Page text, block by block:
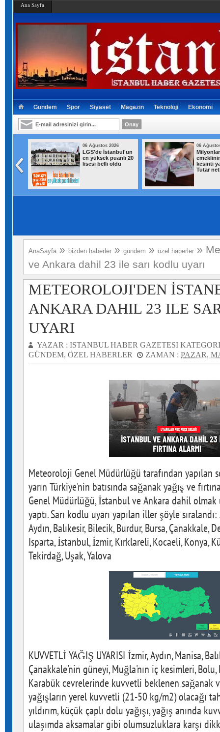
Ana Sayfa
Gündem Spor Siyaset Magazin Teknoloji Ekonomi
06 Ağustos 2026
LGS'de İstanbul'un
en yüksek puanlı 20
lisesi belli oldu
06
kesinti
Tutar
AnaSayfa » bizden haberler » gündem » özel haberler »
ve Ankara dahil 23 ile sarı kodlu uyarı
METEOROLOJI'DEN
ANKARA DAHIL 23 ILE
UYARI
YAZAR : ISTANBUL HABER GAZETESI
GÜNDEM, ÖZEL HABERLER ZAMAN : PAZAR,
Meteoroloji Genel Müdürlüğü tarafından yapılan
yarın Türkiye'nin batısında sağanak yağış ve
Genel Müdürlüğü, İstanbul ve Ankara dahil olmak
yaptı. Sarı kodlu uyarı yapılan iller şöyle
Aydın, Balıkesir, Bilecik, Burdur, Bursa, Çanakkale,
Isparta, İstanbul, İzmir, Kırklareli, Kocaeli, Konya,
Tekirdağ, Uşak, Yalova
KUVVETLİ YAĞIŞ UYARISI İzmir, Aydın, Manisa,
Çanakkale'nin güneyi, Muğla'nın iç kesimleri, Bolu,
Karabük cevrelerinde kuvvetli beklenen sağanak
yağışların yerel kuvvetli (21-50 kg/m2) olacağı
yıldırım, küçük çaplı dolu yağışı, yağış anında
ulaşımda aksamalar gibi olumsuzluklara karşı